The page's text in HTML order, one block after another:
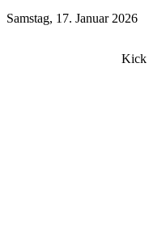
Samstag, 17. Januar 2026
Kick